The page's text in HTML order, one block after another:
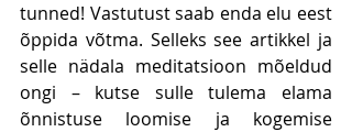
tunned! Vastutust saab enda elu eest
õppida võtma. Selleks see artikkel ja
selle nädala meditatsioon mõeldud
ongi – kutse sulle tulema elama
õnnistuse loomise ja kogemise